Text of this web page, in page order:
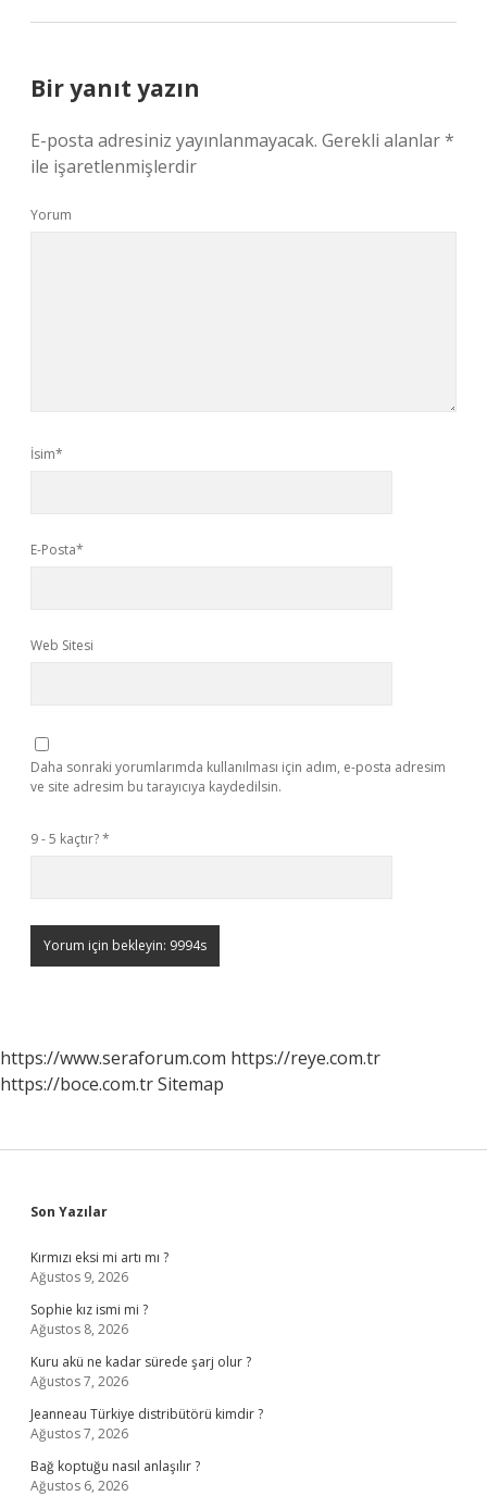
Bir yanıt yazın
E-posta adresiniz yayınlanmayacak. Gerekli alanlar*
ile işaretlenmişlerdir
Yorum
İsim*
E-Posta*
Web Sitesi
Daha sonraki yorumlarımda kullanılması için adım, e-posta adresim
ve site adresim bu tarayıcıya kaydedilsin.
9 - 5 kaçtır?*
https://www.seraforum.com https://reye.com.tr
https://boce.com.trSitemap
Sidebar
Son Yazılar
Kırmızı eksi mi artı mı ?
Ağustos 9, 2026
Sophie kız ismi mi ?
Ağustos 8, 2026
Kuru akü ne kadar sürede şarj olur ?
Ağustos 7, 2026
Jeanneau Türkiye distribütörü kimdir ?
Ağustos 7, 2026
Bağ koptuğu nasıl anlaşılır ?
Ağustos 6, 2026